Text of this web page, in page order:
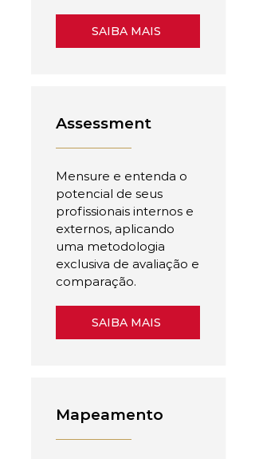
SAIBA MAIS
Assessment
Mensure e entenda o
potencial de seus
profissionais internos e
externos, aplicando
uma metodologia
exclusiva de avaliação e
comparação.
SAIBA MAIS
Mapeamento